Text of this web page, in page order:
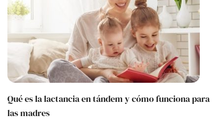
Qué es la lactancia en tándem y cómo funciona para
las madres